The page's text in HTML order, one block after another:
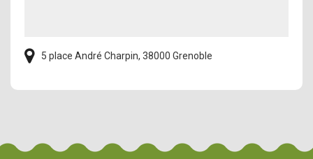
5 place André Charpin, 38000 Grenoble